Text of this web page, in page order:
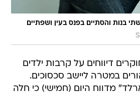
בנות והסתיים בפנס בעין ושפתיים
דיווחים על קרבות ילדים
במטרה ליישב סכסוכים.
מדווח היום (חמישי) כי חלה